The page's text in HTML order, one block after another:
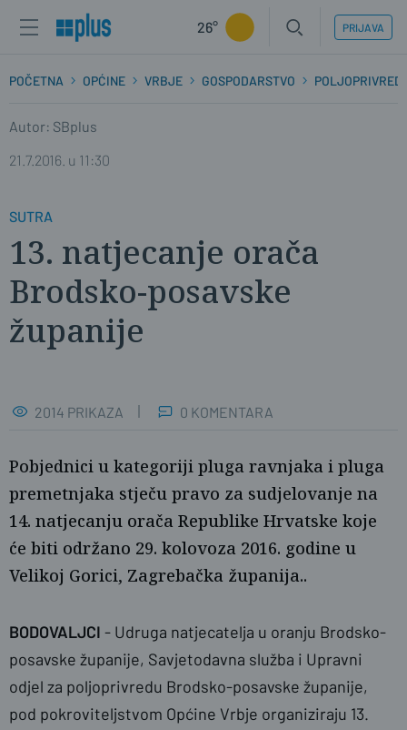
26° PRIJAVA
POČETNA OPĆINE VRBJE GOSPODARSTVO
Autor: SBplus
21.7.2016. u 11:30
SUTRA
13. natjecanje orača
Brodsko-posavske
županije
naslovnicaSBplus
2014 PRIKAZA 0 KOMENTARA
Pobjednici u kategoriji pluga ravnjaka i pluga
premetnjaka stječu pravo za sudjelovanje na
14. natjecanju orača Republike Hrvatske koje
će biti održano 29. kolovoza 2016. godine u
Velikoj Gorici, Zagrebačka županija..
BODOVALJCI - Udruga natjecatelja u oranju Brodsko-
posavske županije, Savjetodavna služba i Upravni
odjel za poljoprivredu Brodsko-posavske županije,
pod pokroviteljstvom Općine Vrbje organiziraju 13.